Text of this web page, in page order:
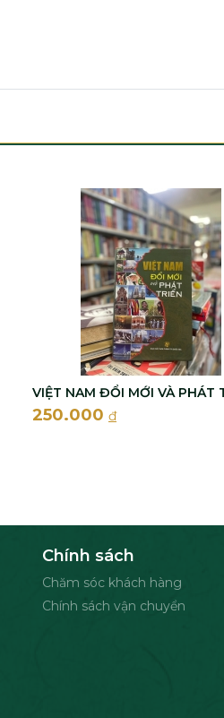
VIỆT NAM ĐỔI MỚI VÀ PHÁT
250.000 đ
Chính sách
Chăm sóc khách hàng
Chính sách vận chuyển